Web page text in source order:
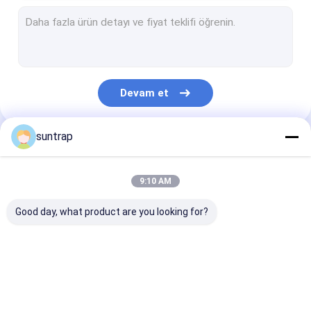
C tipi OTG USB flash sürücüsü
Ahşap USB Flash Sürücü
Devam et
Kategorilerimiz
suntrap
9:10 AM
Good day, what product are you looking for?